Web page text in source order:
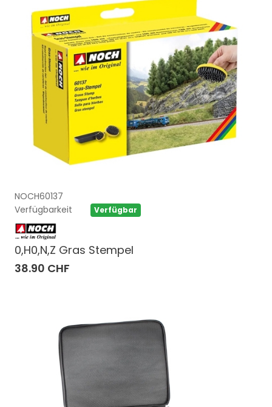
NOCH60137
Verfügbarkeit
Verfügbar
0,H0,N,Z Gras Stempel
38.90 CHF